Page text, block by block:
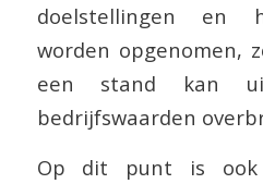
doelstellingen en
worden opgenomen,
een stand kan
bedrijfswaarden
Op dit punt is ook